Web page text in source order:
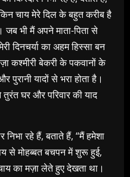
चाय मेरे दिल के बहुत करीब है
भी मैं अपने माता-पिता से
दिनचर्या का अहम हिस्सा बन
कश्मीरी बेकरी के पकवानों के
यादों से भरा होता है।
घर और परिवार की याद
निभा रहे हैं, बताते हैं, “मैं हमेशा
से मोहब्बत बचपन में शुरू हुई,
का मज़ा लेते हुए देखता था।